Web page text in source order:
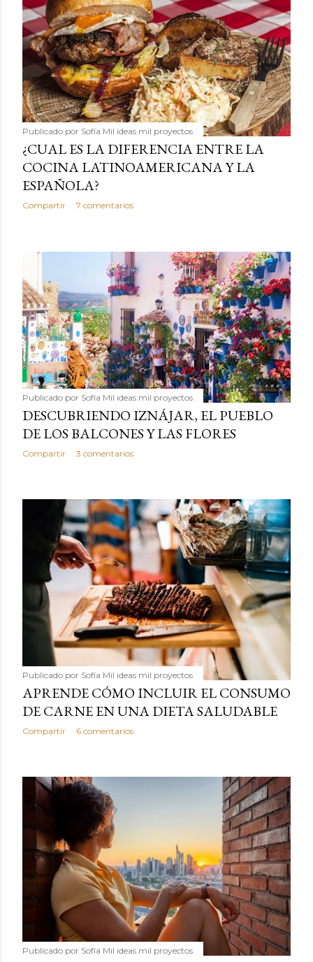
Publicado por Sofía Mil ideas mil proyectos
¿CUAL ES LA DIFERENCIA ENTRE LA
COCINA LATINOAMERICANA Y LA
ESPAÑOLA?
Compartir 7 comentarios
Publicado por Sofía Mil ideas mil proyectos
DESCUBRIENDO IZNÁJAR, EL PUEBLO
DE LOS BALCONES Y LAS FLORES
Compartir 3 comentarios
Publicado por Sofía Mil ideas mil proyectos
APRENDE CÓMO INCLUIR EL CONSUMO
DE CARNE EN UNA DIETA SALUDABLE
Compartir 6 comentarios
Publicado por Sofía Mil ideas mil proyectos